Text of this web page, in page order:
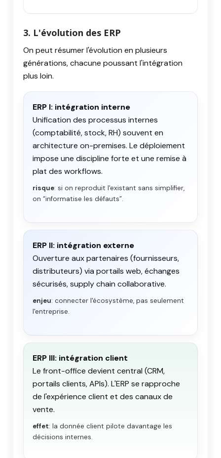
3. L'évolution des ERP
On peut résumer l'évolution en plusieurs
générations, chacune poussant l'intégration
plus loin.
ERP I: intégration interne
Unification des processus internes
(comptabilité, stock, RH) souvent en
architecture on-premises. Le déploiement
impose une discipline forte et une remise à
plat des workflows.
risque: si on reproduit l'existant sans simplifier,
on “informatise les défauts”.
ERP II: intégration externe
Ouverture aux partenaires (fournisseurs,
distributeurs) via portails web, échanges
sécurisés, supply chain collaborative.
enjeu: connecter l'écosystème, pas seulement
l'entreprise.
ERP III: intégration client
Le front-office devient central (CRM,
portails clients, APIs). L'ERP se rapproche
de l'expérience client et des canaux de
vente.
effet: la donnée client pilote davantage les
décisions internes.